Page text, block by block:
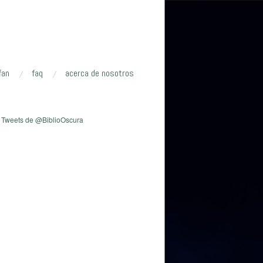
faq acerca de nosotros
Tweets de @BiblioOscura